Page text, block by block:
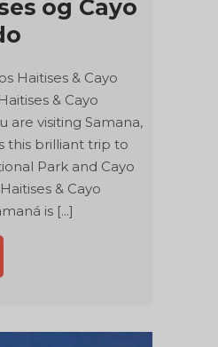
og Cayo
Haitises & Cayo
& Cayo
are visiting Samana,
this brilliant trip to
Park and Cayo
& Cayo
is [...]